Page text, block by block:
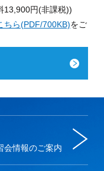
13,900円(非課税))
ちら(PDF/700KB)をご